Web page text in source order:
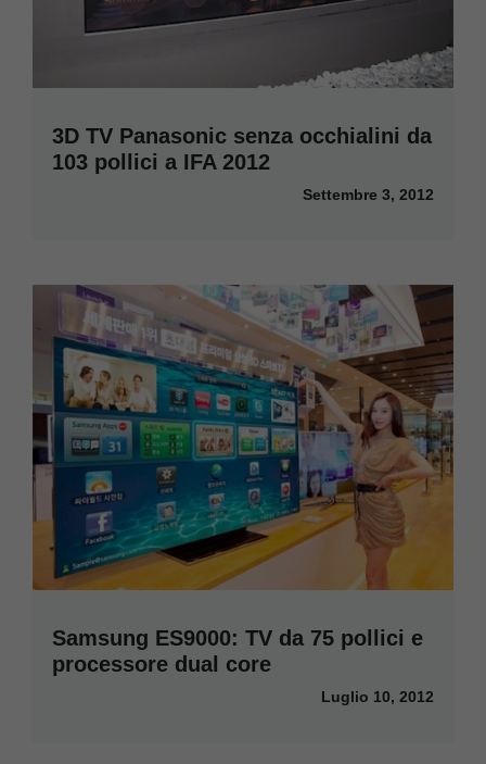
3D TV Panasonic senza occhialini da
103 pollici a IFA 2012
Settembre 3, 2012
Samsung ES9000: TV da 75 pollici e
processore dual core
Luglio 10, 2012